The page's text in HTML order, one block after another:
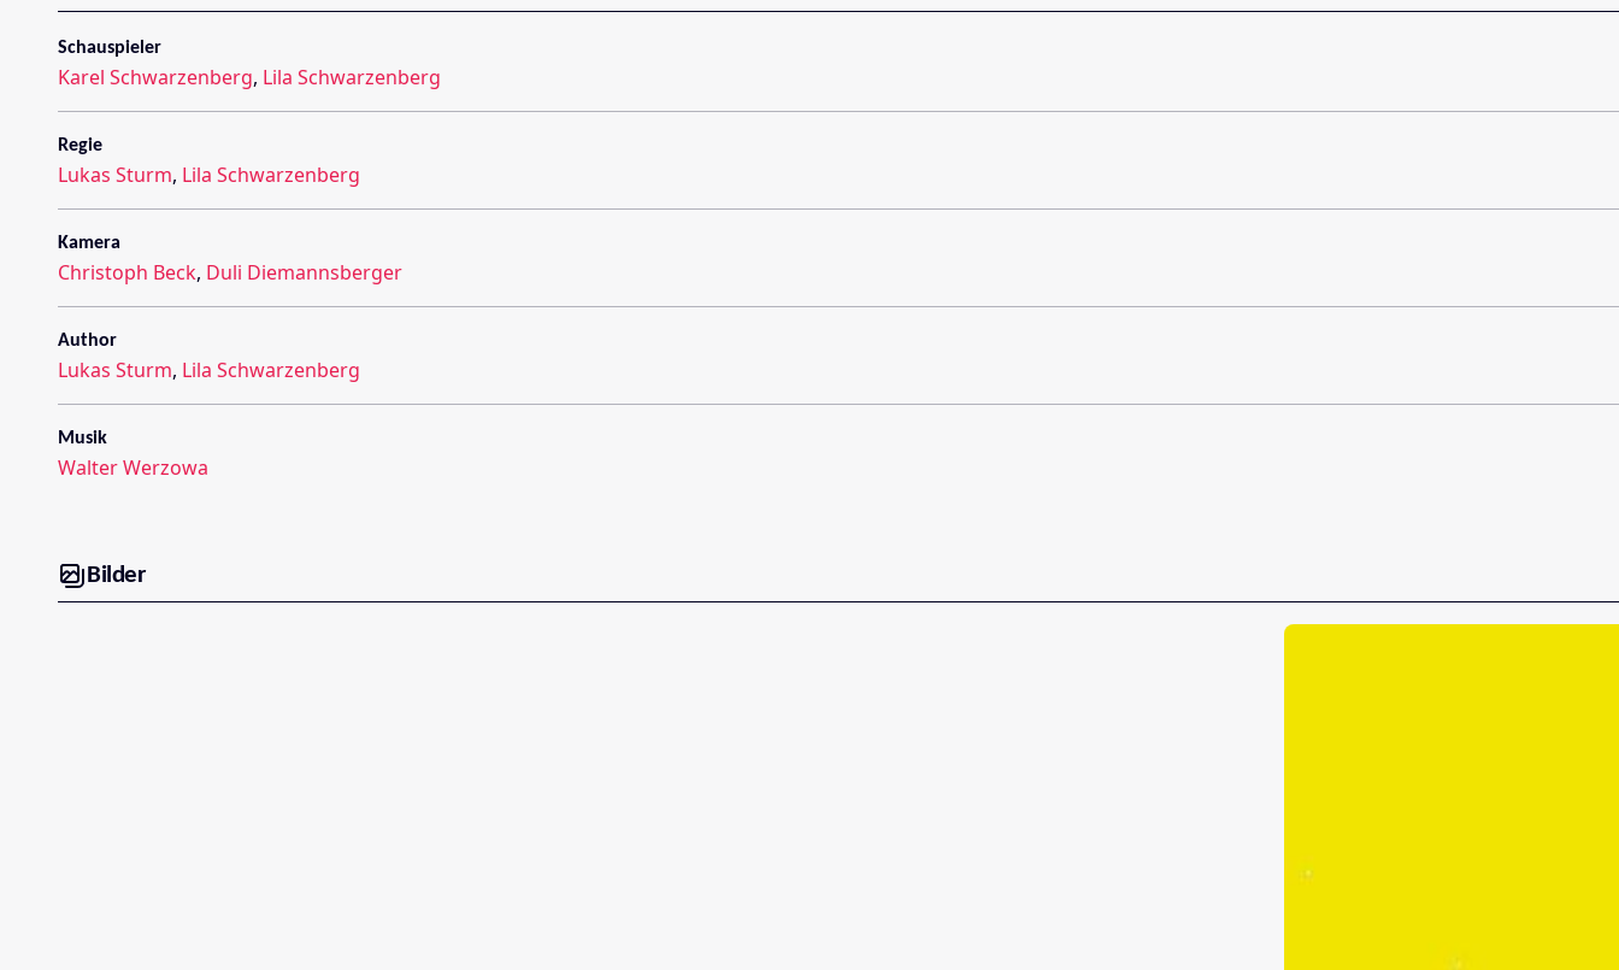
Schauspieler
Karel Schwarzenberg, Lila Schwarzenberg
Regie
Lukas Sturm, Lila Schwarzenberg
Kamera
Christoph Beck, Duli Diemannsberger
Author
Lukas Sturm, Lila Schwarzenberg
Musik
Walter Werzowa
Bilder